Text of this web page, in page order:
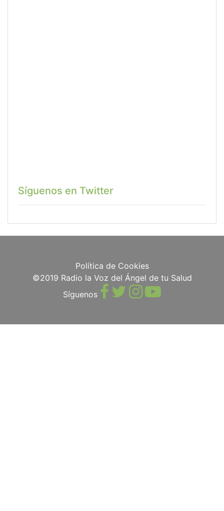
Síguenos en Twitter
Política de Cookies
©2019 Radio la Voz del Ángel de tu Salud
Síguenos